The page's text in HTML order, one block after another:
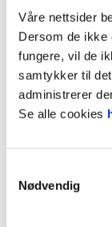
Våre nettsider
Dersom de ikke
fungere, vil de
samtykker til
administrerer
Se alle cookies
Nødvendig
E-mail
Ticketing:
Info: